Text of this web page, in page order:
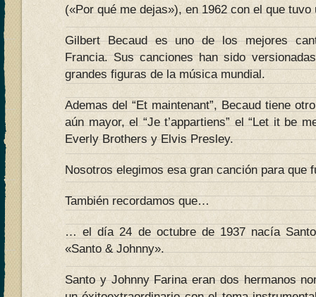
(«Por qué me dejas»), en 1962 con el que
Gilbert Becaud es uno de los mejores
Francia. Sus canciones han sido
grandes figuras de la música mundial.
Ademas del “Et maintenant”, Becaud tiene
aún mayor, el “Je t’appartiens” el “Let it be
Everly Brothers y Elvis Presley.
Nosotros elegimos esa gran canción para que
También recordamos que…
… el día 24 de octubre de 1937 nacía
«Santo & Johnny».
Santo y Johnny Farina eran dos hermanos